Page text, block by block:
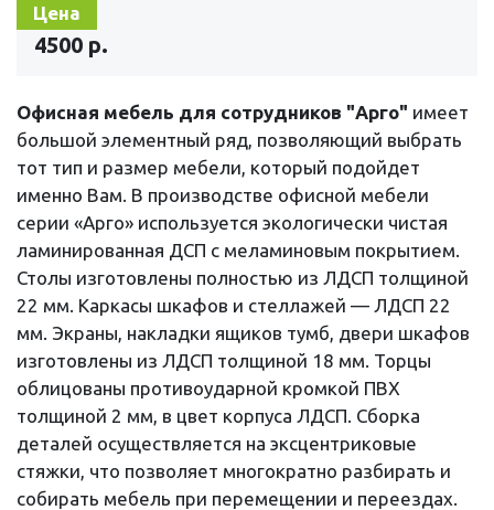
Цена
4500 р.
Офисная мебель для сотрудников "Арго" имеет
большой элементный ряд, позволяющий выбрать
тот тип и размер мебели, который подойдет
именно Вам. В производстве офисной мебели
серии «Арго» используется экологически чистая
ламинированная ДСП с меламиновым покрытием.
Столы изготовлены полностью из ЛДСП толщиной
22 мм. Каркасы шкафов и стеллажей — ЛДСП 22
мм. Экраны, накладки ящиков тумб, двери шкафов
изготовлены из ЛДСП толщиной 18 мм. Торцы
облицованы противоударной кромкой ПВХ
толщиной 2 мм, в цвет корпуса ЛДСП. Сборка
деталей осуществляется на эксцентриковые
стяжки, что позволяет многократно разбирать и
собирать мебель при перемещении и переездах.